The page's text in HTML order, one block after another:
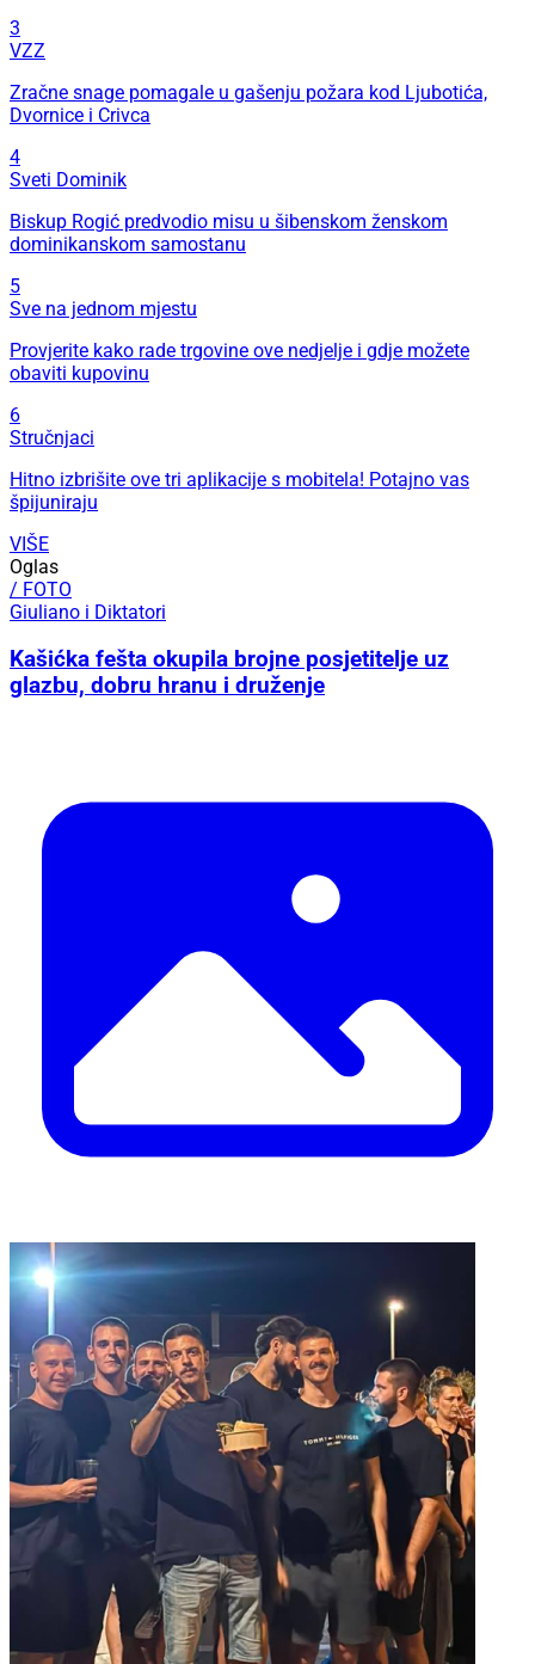
3
VZZ
Zračne snage pomagale u gašenju požara kod Ljubotića,
Dvornice i Crivca
4
Sveti Dominik
Biskup Rogić predvodio misu u šibenskom ženskom
dominikanskom samostanu
5
Sve na jednom mjestu
Provjerite kako rade trgovine ove nedjelje i gdje možete
obaviti kupovinu
6
Stručnjaci
Hitno izbrišite ove tri aplikacije s mobitela! Potajno vas
špijuniraju
VIŠE
Oglas
/ FOTO
Giuliano i Diktatori
Kašićka fešta okupila brojne posjetitelje uz
glazbu, dobru hranu i druženje